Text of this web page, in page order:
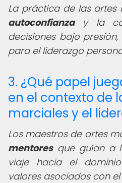
La práctica de las
autoconfianzay la
decisiones bajo
para el liderazgo
3. ¿Qué papel
en el contexto de
marciales y el
Los maestros de artes
mentoresque guían a
viaje hacia el
valores asociados con